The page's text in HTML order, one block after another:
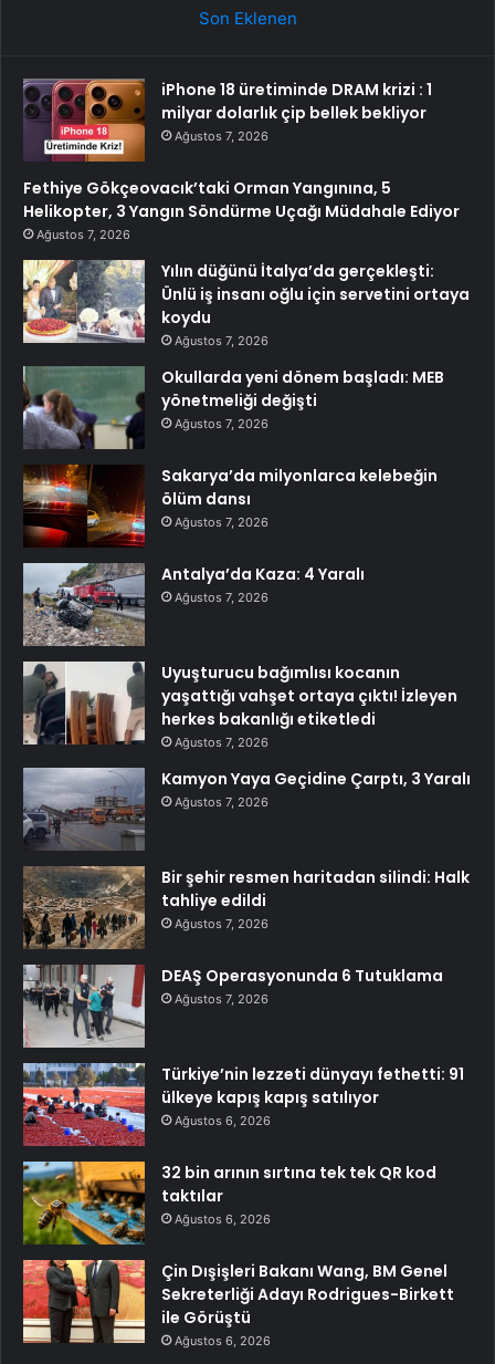
Son Eklenen
iPhone 18 üretiminde DRAM krizi : 1
milyar dolarlık çip bellek bekliyor
Ağustos 7, 2026
Fethiye Gökçeovacık’taki Orman Yangınına, 5
Helikopter, 3 Yangın Söndürme Uçağı Müdahale Ediyor
Ağustos 7, 2026
Yılın düğünü İtalya’da gerçekleşti:
Ünlü iş insanı oğlu için servetini ortaya
koydu
Ağustos 7, 2026
Okullarda yeni dönem başladı: MEB
yönetmeliği değişti
Ağustos 7, 2026
Sakarya’da milyonlarca kelebeğin
ölüm dansı
Ağustos 7, 2026
Antalya’da Kaza: 4 Yaralı
Ağustos 7, 2026
Uyuşturucu bağımlısı kocanın
yaşattığı vahşet ortaya çıktı! İzleyen
herkes bakanlığı etiketledi
Ağustos 7, 2026
Kamyon Yaya Geçidine Çarptı, 3 Yaralı
Ağustos 7, 2026
Bir şehir resmen haritadan silindi: Halk
tahliye edildi
Ağustos 7, 2026
DEAŞ Operasyonunda 6 Tutuklama
Ağustos 7, 2026
Türkiye’nin lezzeti dünyayı fethetti: 91
ülkeye kapış kapış satılıyor
Ağustos 6, 2026
32 bin arının sırtına tek tek QR kod
taktılar
Ağustos 6, 2026
Çin Dışişleri Bakanı Wang, BM Genel
Sekreterliği Adayı Rodrigues-Birkett
ile Görüştü
Ağustos 6, 2026